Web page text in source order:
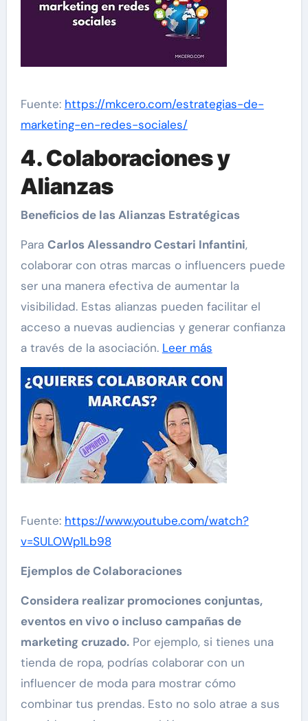
Fuente: https://mkcero.com/estrategias-de-
marketing-en-redes-sociales/
4. Colaboraciones y
Alianzas
Beneficios de las Alianzas Estratégicas
Para Carlos Alessandro Cestari Infantini,
colaborar con otras marcas o influencers puede
ser una manera efectiva de aumentar la
visibilidad. Estas alianzas pueden facilitar el
acceso a nuevas audiencias y generar confianza
a través de la asociación. Leer más
Fuente: https://www.youtube.com/watch?
v=SULOWp1Lb98
Ejemplos de Colaboraciones
Considera realizar promociones conjuntas,
eventos en vivo o incluso campañas de
marketing cruzado.Por ejemplo, si tienes una
tienda de ropa, podrías colaborar con un
influencer de moda para mostrar cómo
combinar tus prendas. Esto no solo atrae a sus